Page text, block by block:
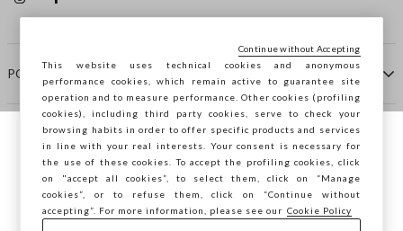
POMOC
FIRMA
KONTAKTY
Przeglądasz STEFANEL Italia, chcesz
zapisać swoją lokalizację?
This website uses technical cookies and anonymous
performance cookies, which remain active to guarantee site
operation and to measure performance. Other cookies (profiling
cookies), including third party cookies, serve to check your
browsing habits in order to offer specific products and services
in line with your real interests. Your consent is necessary for
the use of these cookies. To accept the profiling cookies, click
on "accept all cookies”, to select them, click on “Manage
cookies”, or to refuse them, click on “Continue without
accepting”. For more information, please see our Cookie Policy
Continue without Accepting